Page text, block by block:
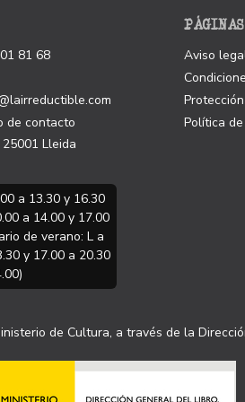
81 68
de contacto
25001 Lleida
a 13.30 y 16.30
a 14.00 y 17.00
de verano: L a
y 17.00 a 20.30
Aviso
Política
de Cultura, a través de la